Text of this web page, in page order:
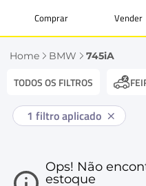
Comprar Vender
Home BMW 745iA
TODOS OS FILTROS
1 filtro aplicado
Ops! Não
estoque